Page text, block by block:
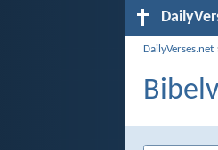
DailyVerses.net